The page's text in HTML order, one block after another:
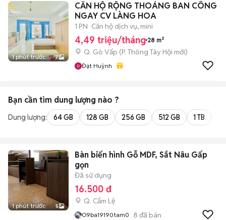
1 phút trước 7
CĂN HỘ RỘNG THOÁNG BAN CÔNG
NGAY CV LÀNG HOA
1 PN Căn hộ dịch vụ, mini
4,49 triệu/tháng 28 m²
Q. Gò Vấp (P. Thông Tây Hội mới)
Đạt Huỳnh
Bạn cần tìm dung lượng nào ?
Dung lượng: 64 GB 128 GB 256 GB 512 GB 1 TB
1 phút trước 5
Bàn biến hình Gỗ MDF, Sắt Nâu Gấp
gọn
Đã sử dụng
16.500 đ
Q. Cẩm Lệ
O9ba19190tam0 8 đã bán